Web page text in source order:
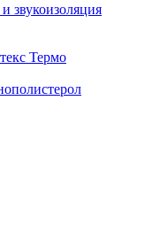
звукоизоляция
Термо